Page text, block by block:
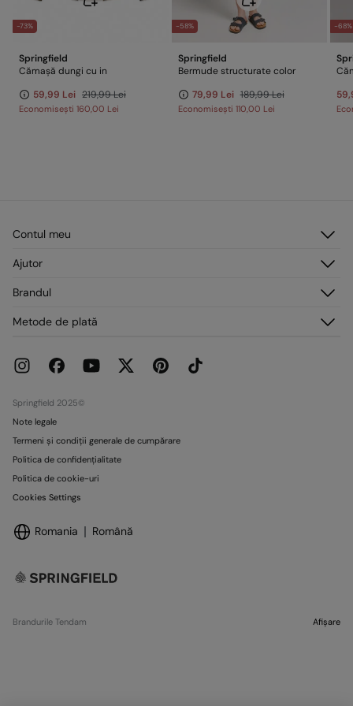
-73%
Springfield
Cămașă dungi cu in
59,99 Lei 219,99 Lei
Economisești 160,00 Lei
-58%
Springfield
Bermude structurate color
79,99 Lei 189,99 Lei
Economisești 110,00 Lei
-68%
Contul meu
Înregistrare
Adresele mele
Ajutor
Livrare
Promoții curente
Brandul
Magazine
Metode de plată
Springfield 2025©
Note legale
Termeni și condiții generale de cumpărare
Politica de confidențialitate
Politica de cookie-uri
Cookies Settings
Romania Română
Brandurile Tendam Afișare